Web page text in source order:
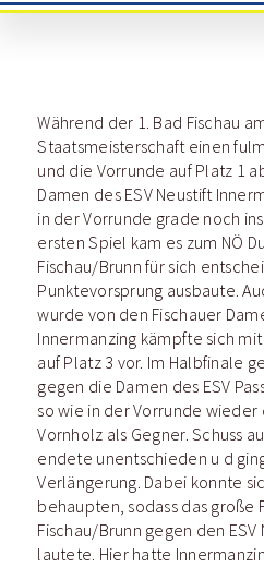
Während der 1. Bad Fischau
Staatsmeisterschaft einen
und die Vorrunde auf Platz 1
Damen des ESV Neustift
in der Vorrunde grade noch
ersten Spiel kam es zum NÖ
Fischau/Brunn für sich
Punktevorsprung ausbaute.
wurde von den Fischauer
Innermanzing kämpfte sich
auf Platz 3 vor. Im Halbfinale
gegen die Damen des ESV
so wie in der Vorrunde wieder
Vornholz als Gegner. Schuss
endete unentschieden u d
Verlängerung. Dabei konnte
behaupten, sodass das große
Fischau/Brunn gegen den
lautete. Hier hatte